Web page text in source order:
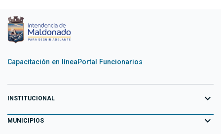
Capacitación en líneaPortal Funcionarios
INSTITUCIONAL expand_more
Equipo de Gobierno
MUNICIPIOS expand_more